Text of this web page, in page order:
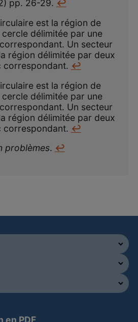
pp. 26-29. ↩
est la région de
cercle délimitée par une
Un secteur
région délimitée par deux
correspondant. ↩
est la région de
cercle délimitée par une
Un secteur
région délimitée par deux
correspondant. ↩
problèmes. ↩